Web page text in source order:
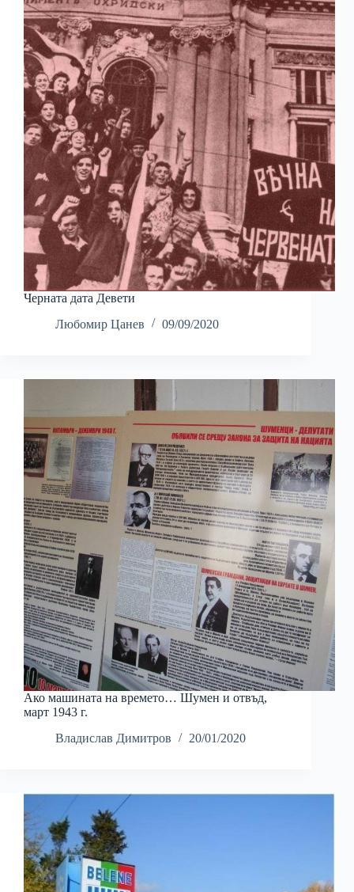
Черната дата Девети
Любомир Цанев
09/09/2020
Ако машината на времето… Шумен и отвъд,
март 1943 г.
Владислав Димитров
20/01/2020